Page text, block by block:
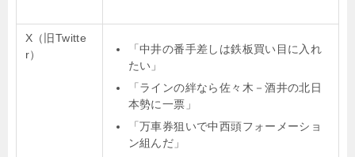
X（旧Twitte
r）
「中井の番手差しは鉄板買い目に入れ
たい」
「ラインの絆なら佐々木－酒井の北日
本勢に一票」
「万車券狙いで中西頭フォーメーショ
ン組んだ」